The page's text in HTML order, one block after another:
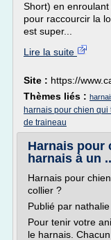
Short) en
pour raccourcir la
est super...
Lire la suite
Site : https://
Thèmes liés :
harnais pour chien qui
de traineau
Harnais pour
harnais à un
Harnais pour
collier ?
Publié par
Pour tenir votre
le harnais.